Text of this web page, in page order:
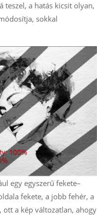
teszel, a hatás kicsit olyan,
sokkal
egy egyszerű fekete–
fekete, a jobb fehér, a
a kép változatlan, ahogy